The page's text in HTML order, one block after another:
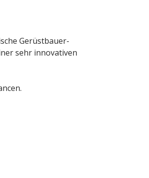
Gerüstbauer-
sehr innovativen